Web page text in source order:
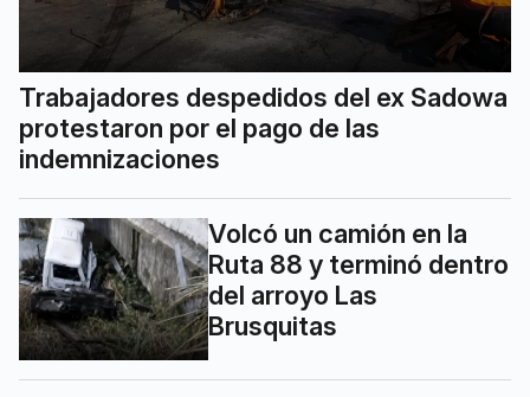
Trabajadores despedidos del ex Sadowa
protestaron por el pago de las
indemnizaciones
Volcó un camión en la
Ruta 88 y terminó dentro
del arroyo Las
Brusquitas